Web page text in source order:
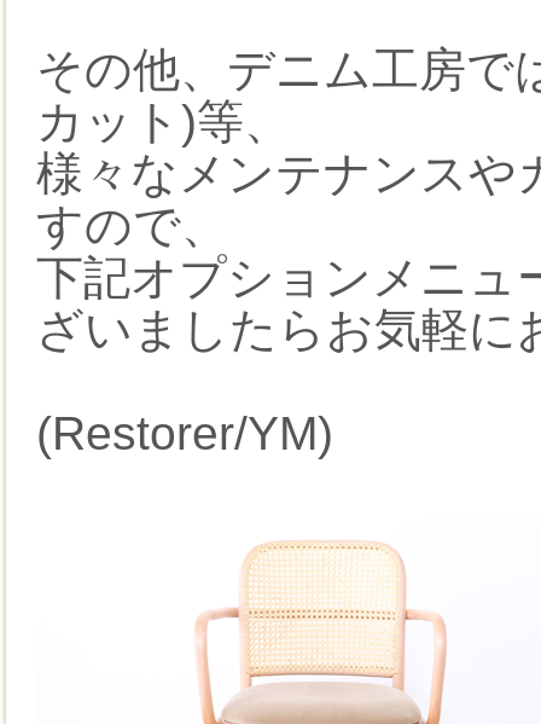
その他、デニム工房で
カット)等、
様々なメンテナンスや
すので、
下記オプションメニュ
ざいましたらお気軽に
(Restorer/YM)